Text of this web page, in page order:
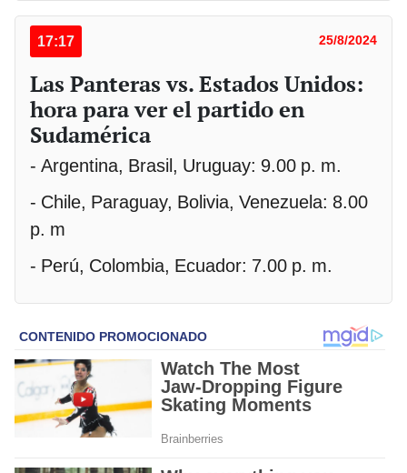
17:17 25/8/2024
Las Panteras vs. Estados Unidos:
hora para ver el partido en
Sudamérica
- Argentina, Brasil, Uruguay: 9.00 p. m.
- Chile, Paraguay, Bolivia, Venezuela: 8.00
p. m
- Perú, Colombia, Ecuador: 7.00 p. m.